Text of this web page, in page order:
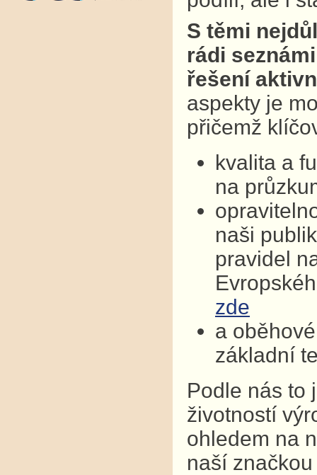
S těmi
rádi
řešení
aspekty je
přičemž
kvalita a
na
naši
pravidel
zde
a
základní
Podle nás to
životností
ohledem na
naší